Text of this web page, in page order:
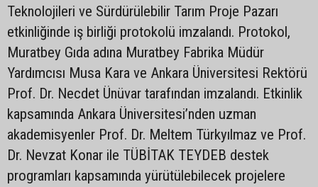
Teknolojileri ve Sürdürülebilir Tarım Proje Pazarı
etkinliğinde iş birliği protokolü imzalandı. Protokol,
Muratbey Gıda adına Muratbey Fabrika Müdür
Yardımcısı Musa Kara ve Ankara Üniversitesi Rektörü
Prof. Dr. Necdet Ünüvar tarafından imzalandı. Etkinlik
kapsamında Ankara Üniversitesi’nden uzman
akademisyenler Prof. Dr. Meltem Türkyılmaz ve Prof.
Dr. Nevzat Konar ile TÜBİTAK TEYDEB destek
programları kapsamında yürütülebilecek projelere